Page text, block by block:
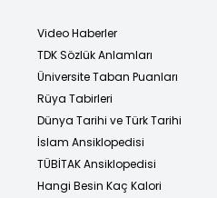
Video Haberler
TDK Sözlük Anlamları
Üniversite Taban Puanları
Rüya Tabirleri
Dünya Tarihi ve Türk Tarihi
İslam Ansiklopedisi
TÜBİTAK Ansiklopedisi
Hangi Besin Kaç Kalori